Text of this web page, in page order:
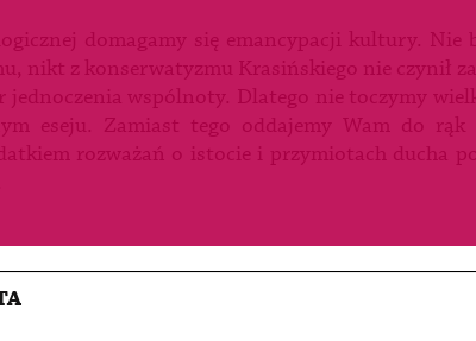
domagamy się emancypacji kultury. Nie
nikt z konserwatyzmu Krasińskiego nie czynił
jednoczenia wspólnoty. Dlatego nie toczymy
eseju. Zamiast tego oddajemy Wam do rąk
rozważań o istocie i przymiotach ducha